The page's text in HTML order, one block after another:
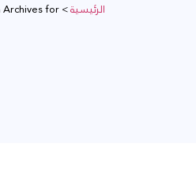
الرئيسية>Archives for ديسمبر 8, 2024